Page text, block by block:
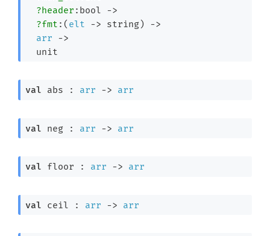
?header :bool ->
?fmt : ( elt -> string)
->
arr
->
  unit
val abs : arr -> arr
val neg : arr -> arr
val floor : arr -> arr
val ceil : arr -> arr